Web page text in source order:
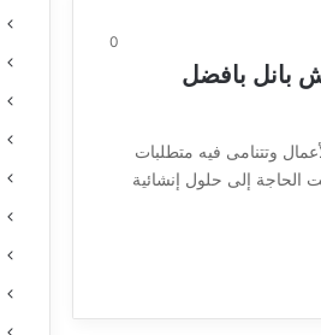
0
بانل بافضل
وتتنامى فيه متطلبات
الحاجة إلى حلول إنشائية